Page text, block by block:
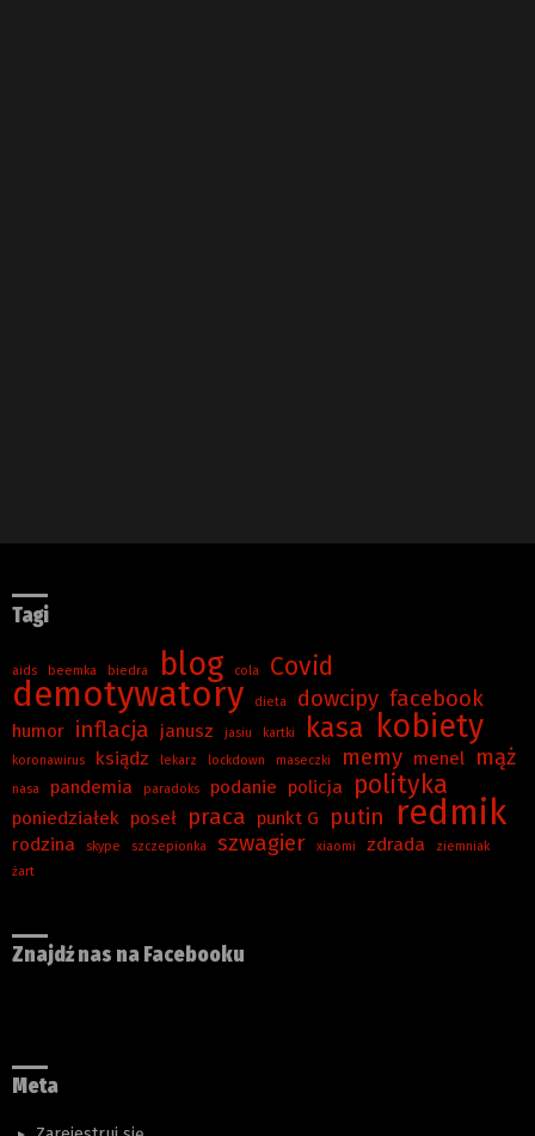
Tagi
aids beemka biedra blog cola Covid
demotywatory dieta dowcipy facebook
humor inflacja janusz jasiu kartki kasa kobiety
koronawirus ksiądz lekarz lockdown maseczki memy menel mąż
nasa pandemia paradoks podanie policja polityka
poniedziałek poseł praca punkt G putin redmik
rodzina skype szczepionka szwagier xiaomi zdrada
ziemniak
żart
Znajdź nas na Facebooku
Meta